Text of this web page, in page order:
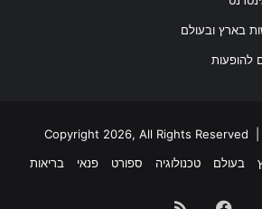
בעולם טכנולוגיה ספורט פנאי בריאות